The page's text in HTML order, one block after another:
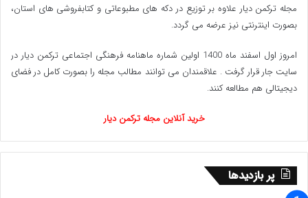
مجله ترکمن دیار علاوه بر توزیع در دکه های مطبوعاتی و کتابفروشی های استان،
بصورت اینترنتی نیز عرضه می گردد.‌
امروز اول اسفند ماه 1400 اولین شماره ماهنامه فرهنگی اجتماعی ترکمن دیار در
سایت جار قرار گرفت . علاقمندان می توانند مطالب مجله را بصورت کامل در فضای
دیجیتالی هم مطالعه کنند.
خرید آنلاین مجله ترکمن دیار
پر بازدیدها